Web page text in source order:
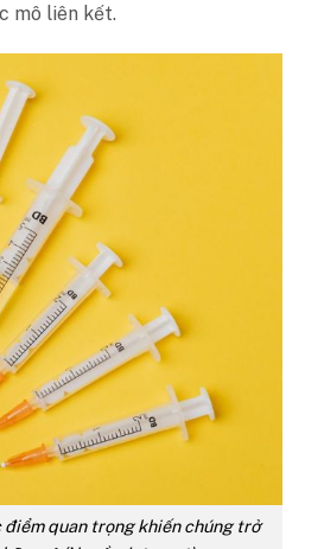
mô liên kết.
quan trọng khiến chúng trở